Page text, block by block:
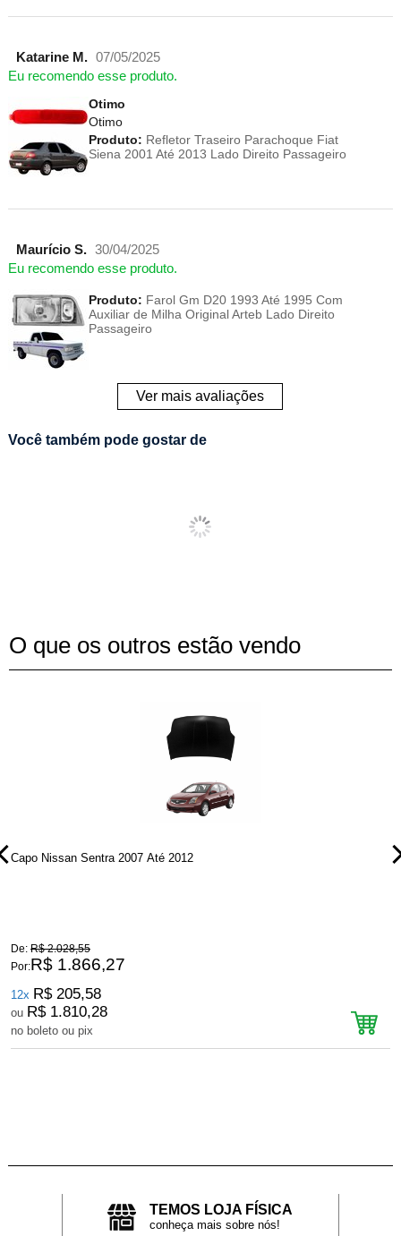
Katarine M. 07/05/2025
Eu recomendo esse produto.
Otimo
Otimo
Produto: Refletor Traseiro Parachoque Fiat
Siena 2001 Até 2013 Lado Direito Passageiro
Maurício S. 30/04/2025
Eu recomendo esse produto.
Produto: Farol Gm D20 1993 Até 1995 Com
Auxiliar de Milha Original Arteb Lado Direito
Passageiro
Ver mais avaliações
Você também pode gostar de
O que os outros estão vendo
Capo Nissan Sentra 2007 Até 2012
De: R$ 2.028,55
Por:R$ 1.866,27
12x R$ 205,58
ou R$ 1.810,28
no boleto ou pix
TEMOS LOJA FÍSICA
conheça mais sobre nós!